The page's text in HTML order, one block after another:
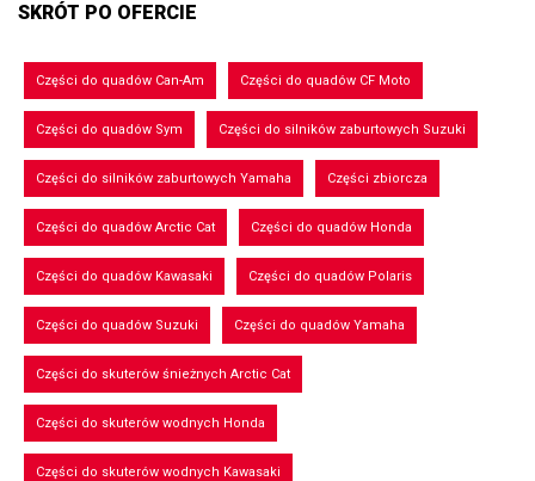
SKRÓT PO OFERCIE
Części do quadów Can-Am Części do quadów CF Moto
Części do quadów Sym Części do silników zaburtowych Suzuki
Części do silników zaburtowych Yamaha Części zbiorcza
Części do quadów Arctic Cat Części do quadów Honda
Części do quadów Kawasaki Części do quadów Polaris
Części do quadów Suzuki Części do quadów Yamaha
Części do skuterów śnieżnych Arctic Cat
Części do skuterów wodnych Honda
Części do skuterów wodnych Kawasaki